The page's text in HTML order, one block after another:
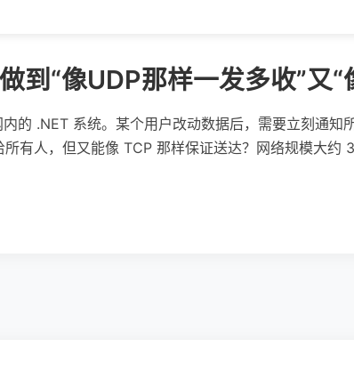
到“像UDP那样一发多收”又“
的 .NET 系统。某个用户改动数据后，需要立刻通知
有人，但又能像 TCP 那样保证送达？网络规模大约